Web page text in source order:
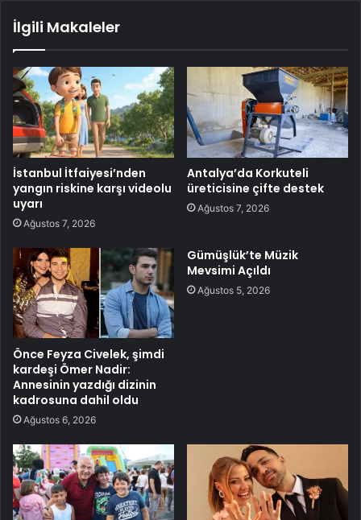
İlgili Makaleler
İstanbul İtfaiyesi’nden
yangın riskine karşı videolu
uyarı
Ağustos 7, 2026
Antalya’da Korkuteli
üreticisine çifte destek
Ağustos 7, 2026
Önce Feyza Civelek, şimdi
kardeşi Ömer Nadir:
Annesinin yazdığı dizinin
kadrosuna dahil oldu
Ağustos 6, 2026
Gümüşlük’te Müzik
Mevsimi Açıldı
Ağustos 5, 2026